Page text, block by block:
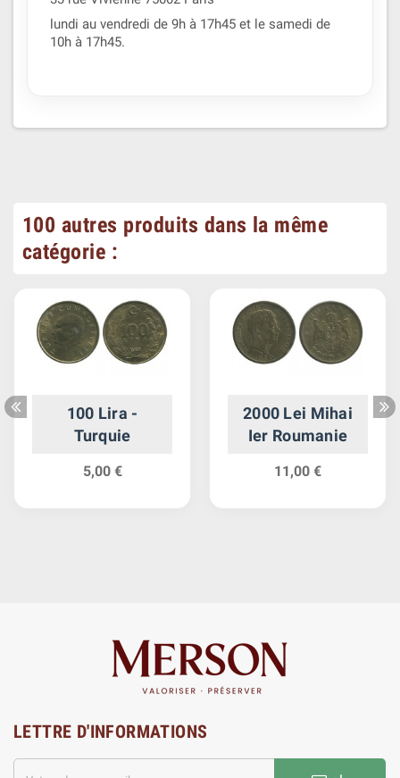
lundi au vendredi de 9h à 17h45 et le samedi de
10h à 17h45.
100 autres produits dans la même
catégorie :
100 Lira -
Turquie
5,00 €
2000 Lei Mihai
Ier Roumanie
11,00 €
LETTRE D'INFORMATIONS